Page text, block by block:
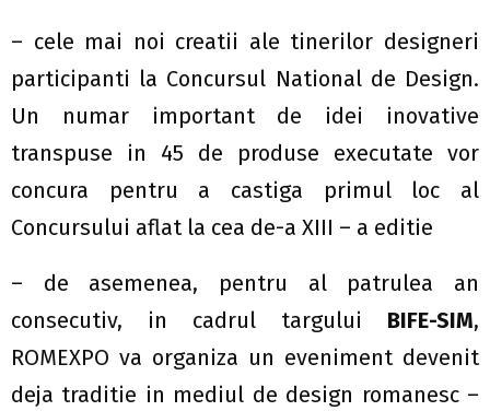
– cele mai noi creatii ale tinerilor designeri
participanti la Concursul National de Design.
Un numar important de idei inovative
transpuse in 45 de produse executate vor
concura pentru a castiga primul loc al
Concursului aflat la cea de-a XIII – a editie
– de asemenea, pentru al patrulea an
consecutiv, in cadrul targului BIFE-SIM,
ROMEXPO va organiza un eveniment devenit
deja traditie in mediul de design romanesc –